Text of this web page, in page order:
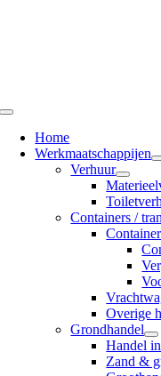
Toggle
NavigationHome
Werkmaatschappijen
Verhuur
Containers /
Overige
Grondhandel
Handel
Zand &